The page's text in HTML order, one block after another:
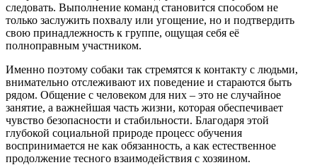
следовать. Выполнение команд становится способом не
только заслужить похвалу или угощение, но и подтвердить
свою принадлежность к группе, ощущая себя её
полноправным участником.
Именно поэтому собаки так стремятся к контакту с людьми,
внимательно отслеживают их поведение и стараются быть
рядом. Общение с человеком для них – это не случайное
занятие, а важнейшая часть жизни, которая обеспечивает
чувство безопасности и стабильности. Благодаря этой
глубокой социальной природе процесс обучения
воспринимается не как обязанность, а как естественное
продолжение тесного взаимодействия с хозяином.